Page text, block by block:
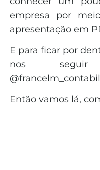
empresa por
apresentação em
E para ficar por
nos
Então vamos lá,